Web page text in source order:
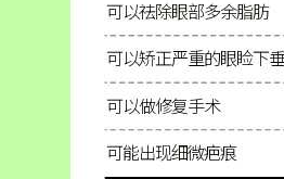
可以祛除眼部多余脂肪
可以矫正严重的眼睑下垂
可以做修复手术
可能出现细微疤痕